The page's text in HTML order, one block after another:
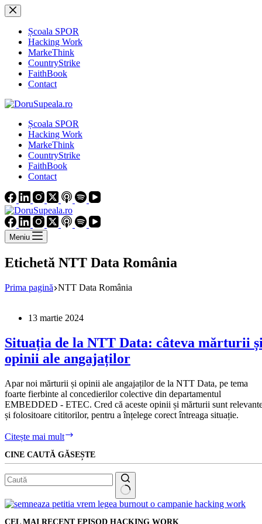
Sari
la
conținutȘcoala SPOR
Hacking Work
MarkeThink
CountryStrike
FaithBook
Contact
Școala SPOR
Hacking Work
MarkeThink
CountryStrike
FaithBook
Contact
Meniu
Etichetă NTT Data România
Prima pagină NTT Data România
13 martie 2024
Situația de la NTT Data: câteva mărturii
opinii ale angajaților
Apar noi mărturii și opinii ale angajaților de la NTT Data, pe tema
foarte fierbinte al concedierilor colective din departamentul
EMBEDDED - ETEC. Cred că aceste opinii și mărturii sunt
și folositoare cititorilor, pentru a înțelege corect întreaga situație.
Citește mai mult
la
NTT
Data:
câteva
și
opinii
CINE CAUTĂ GĂSEȘTE
Niciun
CEL MAI RECENT EPISOD HACKING WORK